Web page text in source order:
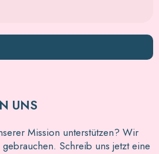
UNS
Mission unterstützen? Wir
Schreib uns jetzt eine